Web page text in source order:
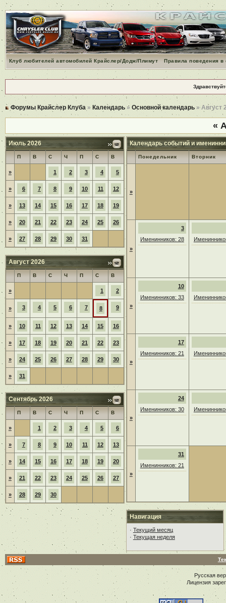
Клуб любителей автомобилей Крайслер/Додж/Плимут Правила поведения
Форумы Крайслер Клуба » Календарь» Основной календарь» Август
«
Июль 2026
П В С Ч П С В
» 1 2 3 4 5
» 6 7 8 9 10 11 12
» 13 14 15 16 17 18 19
» 20 21 22 23 24 25 26
» 27 28 29 30 31
Август 2026
П В С Ч П С В
» 1 2
» 3 4 5 6 7 8 9
» 10 11 12 13 14 15 16
» 17 18 19 20 21 22 23
» 24 25 26 27 28 29 30
» 31
Сентябрь 2026
П В С Ч П С В
» 1 2 3 4 5 6
» 7 8 9 10 11 12 13
» 14 15 16 17 18 19 20
» 21 22 23 24 25 26 27
» 28 29 30
Календарь событий и
Понедельник Вторник
»
»
3
Именинников: 28
»
10
Именинников: 33
»
17
Именинников: 21
»
24
Именинников: 30
»
31
Именинников: 21
Навигация
· Текущий месяц
· Текущая неделя
Русская
Лицензия